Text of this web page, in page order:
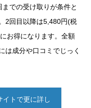
での受け取りが条件と
2回目以降は5,480円(税
お得になります。全額
は成分や口コミでじっく
イトで更に詳し